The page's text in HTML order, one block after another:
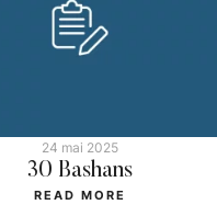
24 mai 2025
30 Bashans
READ MORE